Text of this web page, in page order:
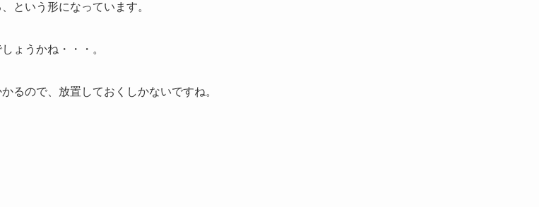
という形になっています。
ょうかね・・・。
るので、放置しておくしかないですね。